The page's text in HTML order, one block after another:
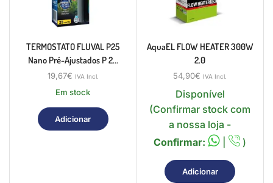
TERMOSTATO FLUVAL P25
Nano Pré-Ajustados P 2...
19,67€ IVA Incl.
Em stock
Adicionar
AquaEL FLOW HEATER 300W
2.0
54,90€ IVA Incl.
Disponível
(Confirmar stock com
a nossa loja -
Confirmar:
| )
Adicionar